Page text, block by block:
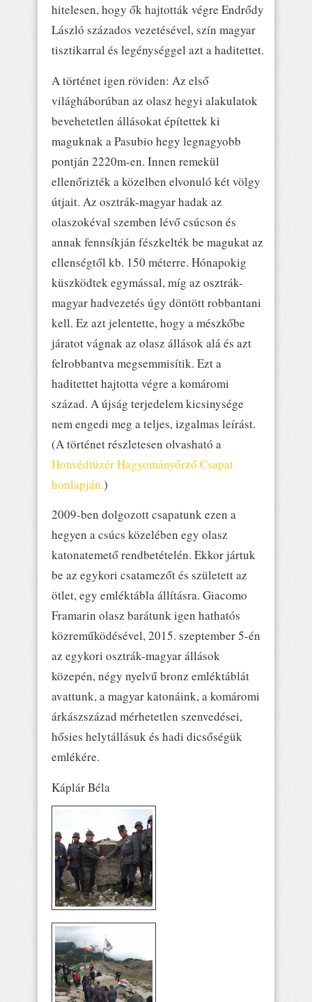
hitelesen, hogy ők hajtották végre Endrődy
László százados vezetésével, szín magyar
tisztikarral és legénységgel azt a haditettet.
A történet igen röviden: Az első
világháborúban az olasz hegyi alakulatok
bevehetetlen állásokat építettek ki
maguknak a Pasubio hegy legnagyobb
pontján 2220m-en. Innen remekül
ellenőrizték a közelben elvonuló két völgy
útjait. Az osztrák-magyar hadak az
olaszokéval szemben lévő csúcson és
annak fennsíkján fészkelték be magukat az
ellenségtől kb. 150 méterre. Hónapokig
küszködtek egymással, míg az osztrák-
magyar hadvezetés úgy döntött robbantani
kell. Ez azt jelentette, hogy a mészkőbe
járatot vágnak az olasz állások alá és azt
felrobbantva megsemmisítik. Ezt a
haditettet hajtotta végre a komáromi
század. A újság terjedelem kicsinysége
nem engedi meg a teljes, izgalmas leírást.
(A történet részletesen olvasható a
Honvédtüzér Hagyományőrző Csapat
honlapján.)
2009-ben dolgozott csapatunk ezen a
hegyen a csúcs közelében egy olasz
katonatemető rendbetételén. Ekkor jártuk
be az egykori csatamezőt és született az
ötlet, egy emléktábla állításra. Giacomo
Framarin olasz barátunk igen hathatós
közreműködésével, 2015. szeptember 5-én
az egykori osztrák-magyar állások
közepén, négy nyelvű bronz emléktáblát
avattunk, a magyar katonáink, a komáromi
árkászszázad mérhetetlen szenvedései,
hősies helytállásuk és hadi dicsőségük
emlékére.
Káplár Béla